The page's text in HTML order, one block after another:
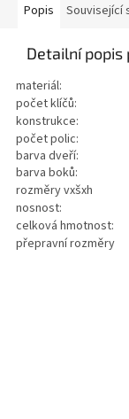
Popis Související
Detailní popis
materiál:
počet klíčů:
konstrukce:
počet polic:
barva dveří:
barva boků:
rozměry vxšxh
nosnost:
celková hmotnost:
přepravní rozměry